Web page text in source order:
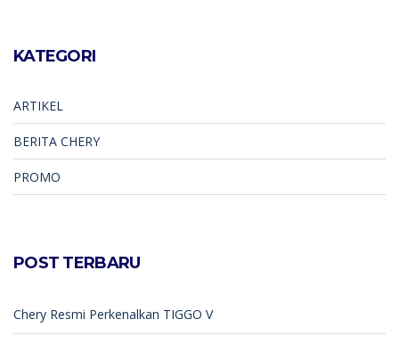
KATEGORI
ARTIKEL
BERITA CHERY
PROMO
POST TERBARU
Chery Resmi Perkenalkan TIGGO V